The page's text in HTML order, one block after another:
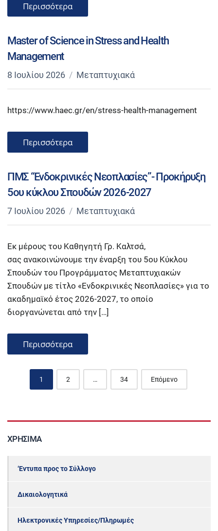
Περισσότερα
Master of Science in Stress and Health
Management
8 Ιουλίου 2026 Μεταπτυχιακά
https://www.haec.gr/en/stress-health-management
Περισσότερα
ΠΜΣ “Ενδοκρινικές Νεοπλασίες”- Προκήρυξη
5ου κύκλου Σπουδών 2026-2027
7 Ιουλίου 2026 Μεταπτυχιακά
Εκ μέρους του Καθηγητή Γρ. Καλτσά,
σας ανακοινώνουμε την έναρξη του 5ου Κύκλου
Σπουδών του Προγράμματος Μεταπτυχιακών
Σπουδών με τίτλο «Ενδοκρινικές Νεοπλασίες» για το
ακαδημαϊκό έτος 2026-2027, το οποίο
διοργανώνεται από την […]
Περισσότερα
navigation
1 2 … 34 Επόμενο
ΧΡΉΣΙΜΑ
‘Εντυπα προς το Σύλλογο
Δικαιολογητικά
Ηλεκτρονικές Υπηρεσίες/Πληρωμές